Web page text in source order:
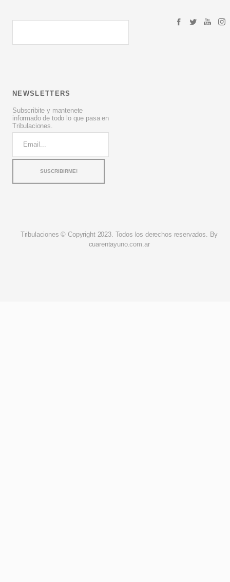
NEWSLETTERS
Subscribite y mantenete
informado de todo lo que pasa en
Tribulaciones.
Tribulaciones © Copyright 2023. Todos los derechos reservados. By
cuarentayuno.com.ar